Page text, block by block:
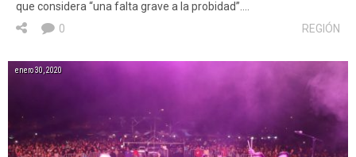
que considera “una falta grave a la probidad”….
REGIÓN
0
enero 30, 2020